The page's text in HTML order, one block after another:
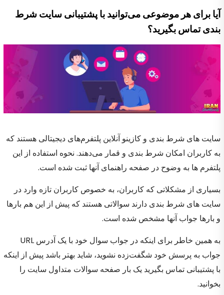
آیا برای هر موضوعی می‌توانید با پشتیبانی سایت شرط
بندی تماس بگیرید؟
سایت‌ های شرط بندی و کازینو آنلاین پلتفرم‌های دیجیتالی هستند که
به کاربران امکان شرط بندی و قمار می‌دهند. نحوه استفاده از این
پلتفرم ها به وضوح در صفحه راهنمای آنها ثبت شده است.
بسیاری از مشکلاتی که کاربران، به خصوص کاربران تازه وارد در
سایت های شرط بندی دارند سوالاتی هستند که پیش از این هم بارها
و بارها جواب آنها مشخص شده است.
به همین خاطر برای اینکه در جواب سوال خود با یک آدرس URL
جواب به پرسش خود شگفت‌زده نشوید، شاید بهتر باشد پیش از اینکه
با پشتیبانی تماس بگیرید یک بار صفحه سوالات متداول سایت را
بخوانید.